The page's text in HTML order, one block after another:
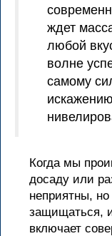
ждет
любой
волне
самому
Когда мы
досаду или
неприятны,
защищаться,
включает